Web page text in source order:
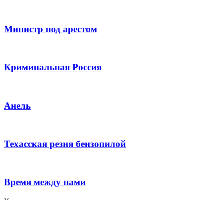
Министр под арестом
Криминальная Россия
Анель
Техасская резня бензопилой
Время между нами